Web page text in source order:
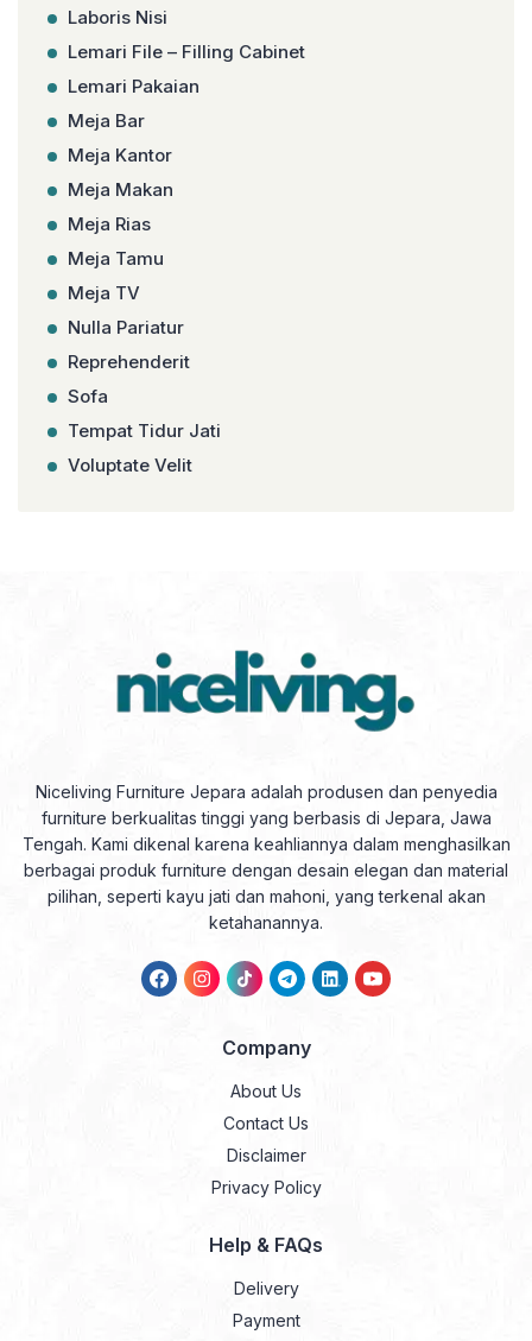
Laboris Nisi
Lemari File – Filling Cabinet
Lemari Pakaian
Meja Bar
Meja Kantor
Meja Makan
Meja Rias
Meja Tamu
Meja TV
Nulla Pariatur
Reprehenderit
Sofa
Tempat Tidur Jati
Voluptate Velit
Niceliving Furniture Jepara adalah produsen dan penyedia
furniture berkualitas tinggi yang berbasis di Jepara, Jawa
Tengah. Kami dikenal karena keahliannya dalam menghasilkan
berbagai produk furniture dengan desain elegan dan material
pilihan, seperti kayu jati dan mahoni, yang terkenal akan
ketahanannya.
Company
About Us
Contact Us
Disclaimer
Privacy Policy
Help & FAQs
Delivery
Payment